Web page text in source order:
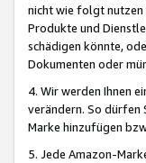
nicht wie folgt nutzen
Produkte und
schädigen könnte,
Dokumenten oder
4. Wir werden Ihnen
verändern. So dürfen
Marke hinzufügen
5. Jede Amazon-